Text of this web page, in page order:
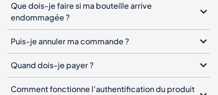
Que dois-je faire si ma bouteille arrive
endommagée ?
Puis-je annuler ma commande ?
Quand dois-je payer ?
Comment fonctionne l’authentification du produit